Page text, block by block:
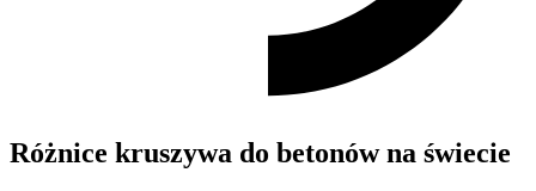
Różnice kruszywa do betonów na świecie